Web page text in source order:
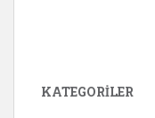
KATEGORİLER